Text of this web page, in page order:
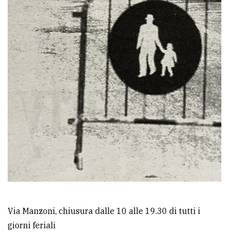
Via Manzoni, chiusura dalle 10 alle 19.30 di tutti i
giorni feriali